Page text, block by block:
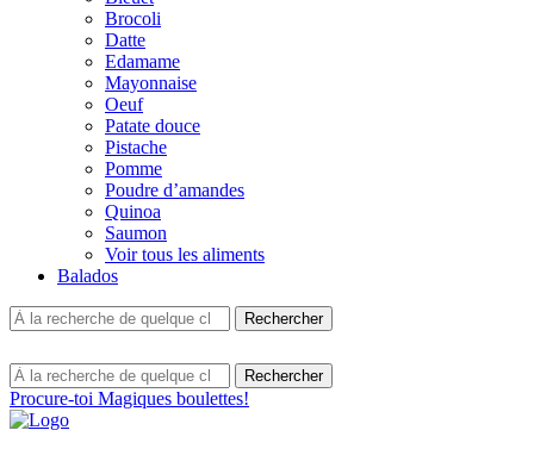
Brocoli
Datte
Edamame
Mayonnaise
Oeuf
Patate douce
Pistache
Pomme
Poudre d’amandes
Quinoa
Saumon
Voir tous les aliments
Balados
Procure-toi Magiques boulettes!